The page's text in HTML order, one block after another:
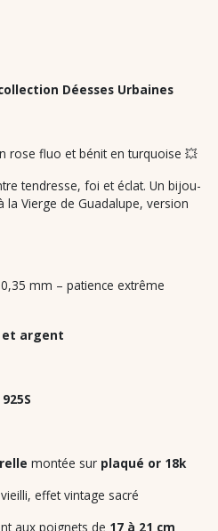
Déesses Urbaines
rose fluo et bénit en turquoise 💥
tendresse, foi et éclat. Un bijou-
Vierge de Guadalupe, version
mm – patience extrême
et argent
montée sur plaqué or 18k
effet vintage sacré
aux poignets de 17 à 21 cm